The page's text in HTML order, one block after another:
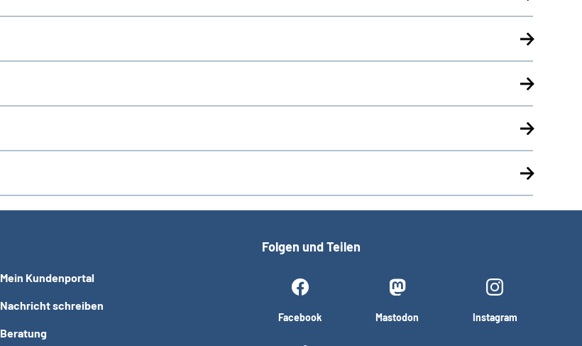
Mein Kundenportal
Nachricht schreiben
Beratung
Folgen und Teilen
Facebook Mastodon Instagram